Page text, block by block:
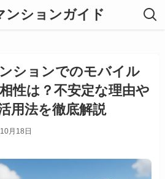
ンションガイド
ションでのモバイル
性は？不安定な理由や
用法を徹底解説
月18日